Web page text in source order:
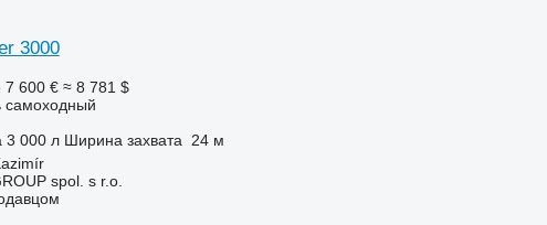
3000
7 600 € ≈ 8 781 $
самоходный
3 000 л Ширина захвата
24 м
spol. s r.o.